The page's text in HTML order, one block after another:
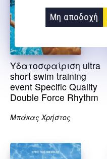
Μη αποδοχή
Υδατοσφαίριση ultra
short swim training
event Specific Quality
Double Force Rhythm
Μπάκας Χρήστος